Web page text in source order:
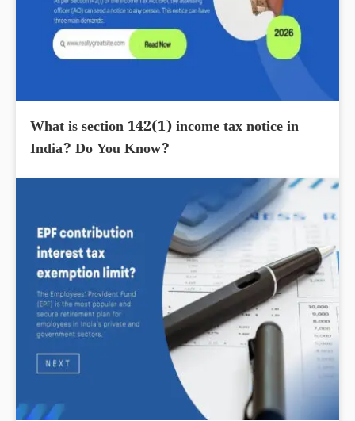
What is section 142(1) income tax notice in
India? Do You Know?